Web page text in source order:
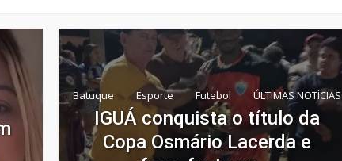
Batuque Esporte Futebol ÚLTIMAS NOTÍCIAS
IGUÁ conquista o título da
Copa Osmário Lacerda e